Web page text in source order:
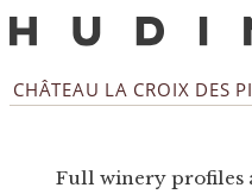
CHÂTEAU LA CROIX DES
Full winery profiles